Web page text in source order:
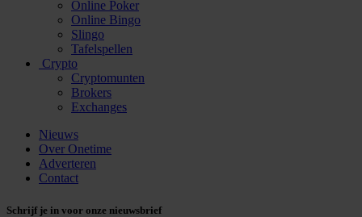
Online Poker
Online Bingo
Slingo
Tafelspellen
Crypto
Cryptomunten
Brokers
Exchanges
Nieuws
Over Onetime
Adverteren
Contact
Schrijf je in voor onze nieuwsbrief